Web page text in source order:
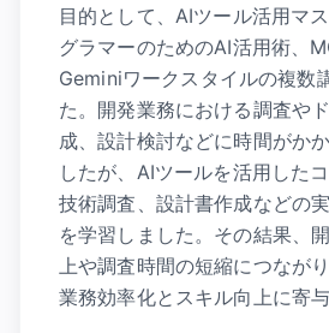
目的として、AIツール活用マ
グラマーのためのAI活用術、
Geminiワークスタイルの複数
た。開発業務における調査や
成、設計検討などに時間がか
したが、AIツールを活用した
技術調査、設計書作成などの
を学習しました。その結果、
上や調査時間の短縮につなが
業務効率化とスキル向上に寄与